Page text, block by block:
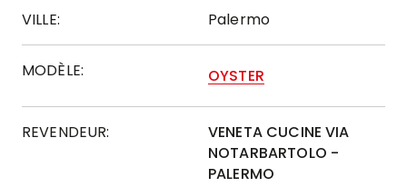
VILLE: Palermo
MODÈLE: OYSTER
REVENDEUR:
VENETA CUCINE VIA
NOTARBARTOLO -
PALERMO